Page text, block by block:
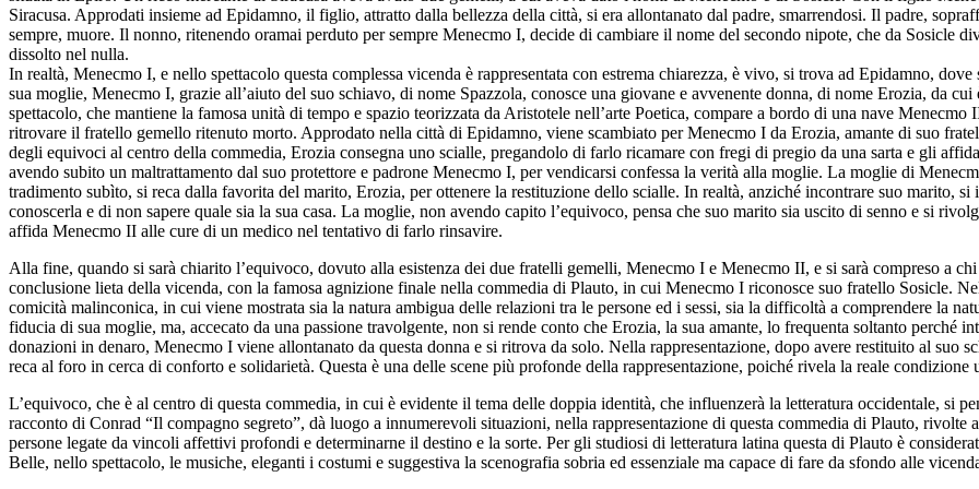
Siracusa. Approdati insieme ad Epidamno, il figlio, attratto dalla bellezza della città, si era allontanato dal padre, smarrendosi. Il padre,
sempre, muore. Il nonno, ritenendo oramai perduto per sempre Menecmo I, decide di cambiare il nome del secondo nipote, che da Sosicle
dissolto nel nulla.
In realtà, Menecmo I, e nello spettacolo questa complessa vicenda è rappresentata con estrema chiarezza, è vivo, si trova ad Epidamno,
sua moglie, Menecmo I, grazie all’aiuto del suo schiavo, di nome Spazzola, conosce una giovane e avvenente donna, di nome Erozia, da
spettacolo, che mantiene la famosa unità di tempo e spazio teorizzata da Aristotele nell’arte Poetica, compare a bordo di una nave
ritrovare il fratello gemello ritenuto morto. Approdato nella città di Epidamno, viene scambiato per Menecmo I da Erozia, amante di suo
degli equivoci al centro della commedia, Erozia consegna uno scialle, pregandolo di farlo ricamare con fregi di pregio da una sarta e gli
avendo subito un maltrattamento dal suo protettore e padrone Menecmo I, per vendicarsi confessa la verità alla moglie. La moglie di
tradimento subìto, si reca dalla favorita del marito, Erozia, per ottenere la restituzione dello scialle. In realtà, anziché incontrare suo marito,
conoscerla e di non sapere quale sia la sua casa. La moglie, non avendo capito l’equivoco, pensa che suo marito sia uscito di senno e si
affida Menecmo II alle cure di un medico nel tentativo di farlo rinsavire.
Alla fine, quando si sarà chiarito l’equivoco, dovuto alla esistenza dei due fratelli gemelli, Menecmo I e Menecmo II, e si sarà compreso a
conclusione lieta della vicenda, con la famosa agnizione finale nella commedia di Plauto, in cui Menecmo I riconosce suo fratello Sosicle.
comicità malinconica, in cui viene mostrata sia la natura ambigua delle relazioni tra le persone ed i sessi, sia la difficoltà a comprendere la
fiducia di sua moglie, ma, accecato da una passione travolgente, non si rende conto che Erozia, la sua amante, lo frequenta soltanto perché
donazioni in denaro, Menecmo I viene allontanato da questa donna e si ritrova da solo. Nella rappresentazione, dopo avere restituito al suo
reca al foro in cerca di conforto e solidarietà. Questa è una delle scene più profonde della rappresentazione, poiché rivela la reale
L’equivoco, che è al centro di questa commedia, in cui è evidente il tema delle doppia identità, che influenzerà la letteratura occidentale, si
racconto di Conrad “Il compagno segreto”, dà luogo a innumerevoli situazioni, nella rappresentazione di questa commedia di Plauto, rivolte
persone legate da vincoli affettivi profondi e determinarne il destino e la sorte. Per gli studiosi di letteratura latina questa di Plauto è
Belle, nello spettacolo, le musiche, eleganti i costumi e suggestiva la scenografia sobria ed essenziale ma capace di fare da sfondo alle